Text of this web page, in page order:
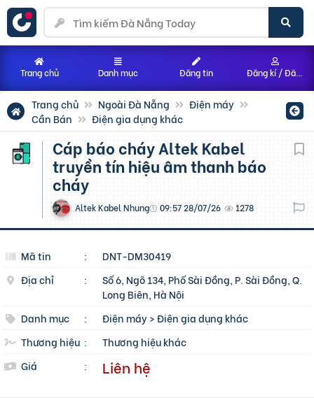
Trang chủ Ngoài Đà Nẵng
Điện máy
Cần Bán
Điện gia dụng khác
Cáp báo cháy Altek Kabel
truyền tín hiệu âm thanh báo
cháy
Altek Kabel Nhung 09:57 28/07/26 1278
Mã tin :
DNT-DM30419
Địa chỉ
:
Số 6, Ngõ 134, Phố Sài Đồng, P. Sài Đồng, Q.
Long Biên, Hà Nội
Danh mục
: Điện máy>Điện gia dụng khác
Thương hiệu :
Thương hiệu khác
Giá
: Liên hệ
Trang chủ Danh mục Đăng tin